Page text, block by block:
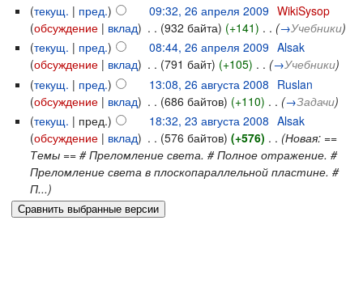
(текущ. | пред.) 09:32, 26 апреля 2009 WikiSysop
(обсуждение | вклад) . . (932 байта) (+141) . . (→Учебники)
(текущ. | пред.) 08:44, 26 апреля 2009 Alsak
(обсуждение | вклад) . . (791 байт) (+105) . . (→Учебники)
(текущ. | пред.) 13:08, 26 августа 2008 Ruslan
(обсуждение | вклад) . . (686 байтов) (+110) . . (→Задачи)
(текущ. | пред.) 18:32, 23 августа 2008 Alsak
(обсуждение | вклад) . . (576 байтов) (+576) . . (Новая: ==
Темы == # Преломление света. # Полное отражение. #
Преломление света в плоскопараллельной пластине. #
П...)